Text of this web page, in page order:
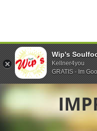
Wip's
Kellner4you
GRATIS - Im